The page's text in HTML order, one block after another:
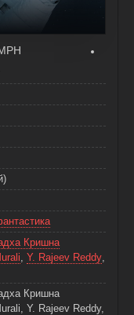
Кришна
, Y. Rajeev Reddy,
Кришна
Y. Rajeev Reddy,